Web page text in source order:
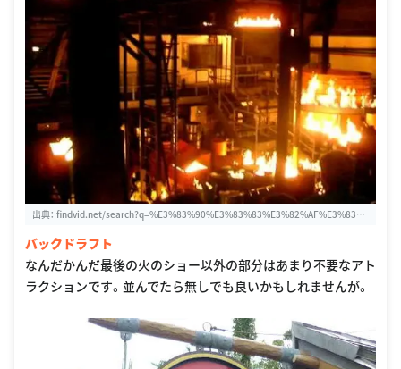
出典： findvid.net/search?q=%E3%83%90%E3%83%83%E3%82%AF%E3%83%
バックドラフト
なんだかんだ最後の火のショー以外の部分はあまり不要なアト
ラクションです。並んでたら無しでも良いかもしれませんが。